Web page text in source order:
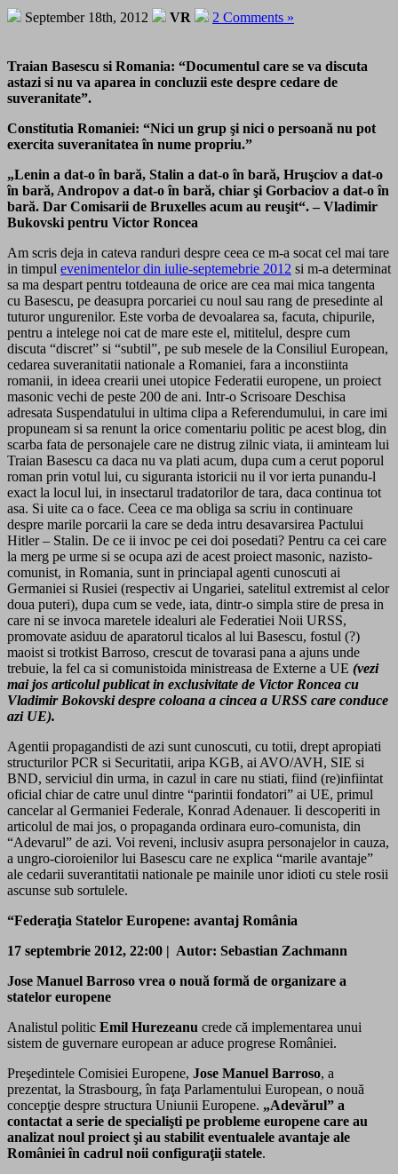
September 18th, 2012 VR 2 Comments »
Traian Basescu si Romania: “Documentul care se va discuta
astazi si nu va aparea in concluzii este despre cedare de
suveranitate”.
Constitutia Romaniei: “Nici un grup şi nici o persoană nu pot
exercita suveranitatea în nume propriu.”
„Lenin a dat-o în bară, Stalin a dat-o în bară, Hruşciov a dat-o
în bară, Andropov a dat-o în bară, chiar şi Gorbaciov a dat-o în
bară. Dar Comisarii de Bruxelles acum au reuşit“. – Vladimir
Bukovski pentru Victor Roncea
Am scris deja in cateva randuri despre ceea ce m-a socat cel mai tare
in timpul evenimentelor din iulie-septemebrie 2012 si m-a determinat
sa ma despart pentru totdeauna de orice are cea mai mica tangenta
cu Basescu, pe deasupra porcariei cu noul sau rang de presedinte al
tuturor ungurenilor. Este vorba de devoalarea sa, facuta, chipurile,
pentru a intelege noi cat de mare este el, mititelul, despre cum
discuta “discret” si “subtil”, pe sub mesele de la Consiliul European,
cedarea suveranitatii nationale a Romaniei, fara a inconstiinta
romanii, in ideea crearii unei utopice Federatii europene, un proiect
masonic vechi de peste 200 de ani. Intr-o Scrisoare Deschisa
adresata Suspendatului in ultima clipa a Referendumului, in care imi
propuneam si sa renunt la orice comentariu politic pe acest blog, din
scarba fata de personajele care ne distrug zilnic viata, ii aminteam lui
Traian Basescu ca daca nu va plati acum, dupa cum a cerut poporul
roman prin votul lui, cu siguranta istoricii nu il vor ierta punandu-l
exact la locul lui, in insectarul tradatorilor de tara, daca continua tot
asa. Si uite ca o face. Ceea ce ma obliga sa scriu in continuare
despre marile porcarii la care se deda intru desavarsirea Pactului
Hitler – Stalin. De ce ii invoc pe cei doi posedati? Pentru ca cei care
la merg pe urme si se ocupa azi de acest proiect masonic, nazisto-
comunist, in Romania, sunt in princiapal agenti cunoscuti ai
Germaniei si Rusiei (respectiv ai Ungariei, satelitul extremist al celor
doua puteri), dupa cum se vede, iata, dintr-o simpla stire de presa in
care ni se invoca maretele idealuri ale Federatiei Noii URSS,
promovate asiduu de aparatorul ticalos al lui Basescu, fostul (?)
maoist si trotkist Barroso, crescut de tovarasi pana a ajuns unde
trebuie, la fel ca si comunistoida ministreasa de Externe a UE (vezi
mai jos articolul publicat in exclusivitate de Victor Roncea cu
Vladimir Bokovski despre coloana a cincea a URSS care conduce
azi UE).
Agentii propagandisti de azi sunt cunoscuti, cu totii, drept apropiati
structurilor PCR si Securitatii, aripa KGB, ai AVO/AVH, SIE si
BND, serviciul din urma, in cazul in care nu stiati, fiind (re)infiintat
oficial chiar de catre unul dintre “parintii fondatori” ai UE, primul
cancelar al Germaniei Federale, Konrad Adenauer. Ii descoperiti in
articolul de mai jos, o propaganda ordinara euro-comunista, din
“Adevarul” de azi. Voi reveni, inclusiv asupra personajelor in cauza,
a ungro-cioroienilor lui Basescu care ne explica “marile avantaje”
ale cedarii suverantitatii nationale pe mainile unor idioti cu stele rosii
ascunse sub sortulele.
“Federaţia Statelor Europene: avantaj România
17 septembrie 2012, 22:00 | Autor: Sebastian Zachmann
Jose Manuel Barroso vrea o nouă formă de organizare a
statelor europene
Analistul politic Emil Hurezeanu crede că implementarea unui
sistem de guvernare european ar aduce progrese României.
Preşedintele Comisiei Europene, Jose Manuel Barroso, a
prezentat, la Strasbourg, în faţa Parlamentului European, o nouă
concepţie despre structura Uniunii Europene. „Adevărul” a
contactat a serie de specialişti pe probleme europene care au
analizat noul proiect şi au stabilit eventualele avantaje ale
României în cadrul noii configuraţii statele.